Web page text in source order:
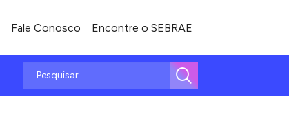
Fale Conosco Encontre o SEBRAE